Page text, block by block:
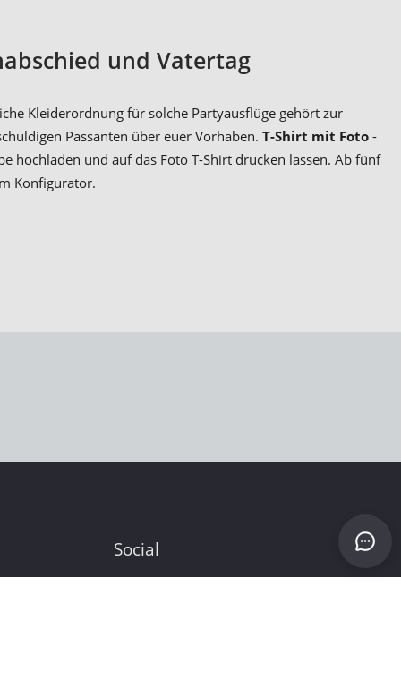
und Vatertag
Kleiderordnung für solche Partyausflüge gehört zur
Passanten über euer Vorhaben. T-Shirt mit Foto -
hochladen und auf das Foto T-Shirt drucken lassen. Ab fünf
Konfigurator.
Social